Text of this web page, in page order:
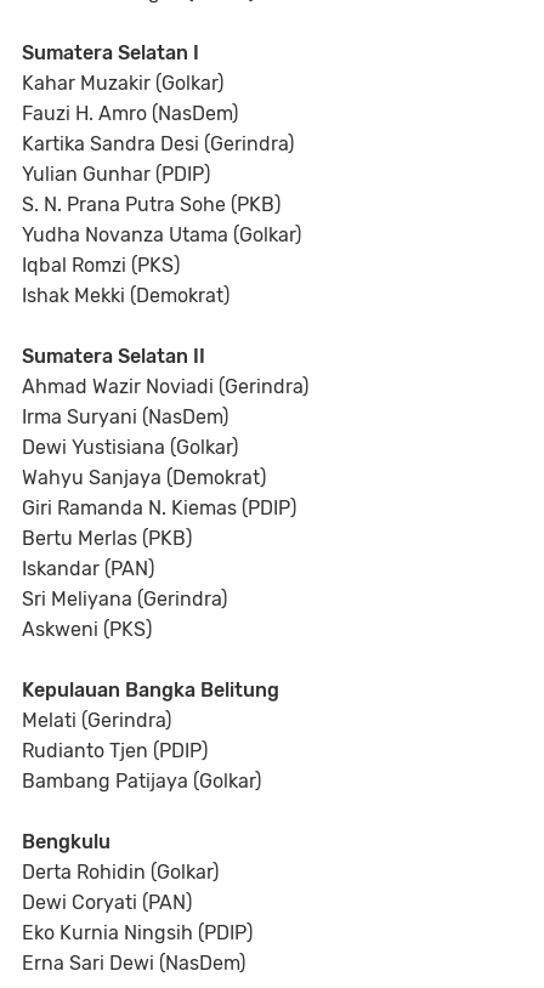
Sumatera Selatan I
Kahar Muzakir (Golkar)
Fauzi H. Amro (NasDem)
Kartika Sandra Desi (Gerindra)
Yulian Gunhar (PDIP)
S. N. Prana Putra Sohe (PKB)
Yudha Novanza Utama (Golkar)
Iqbal Romzi (PKS)
Ishak Mekki (Demokrat)
Sumatera Selatan II
Ahmad Wazir Noviadi (Gerindra)
Irma Suryani (NasDem)
Dewi Yustisiana (Golkar)
Wahyu Sanjaya (Demokrat)
Giri Ramanda N. Kiemas (PDIP)
Bertu Merlas (PKB)
Iskandar (PAN)
Sri Meliyana (Gerindra)
Askweni (PKS)
Kepulauan Bangka Belitung
Melati (Gerindra)
Rudianto Tjen (PDIP)
Bambang Patijaya (Golkar)
Bengkulu
Derta Rohidin (Golkar)
Dewi Coryati (PAN)
Eko Kurnia Ningsih (PDIP)
Erna Sari Dewi (NasDem)